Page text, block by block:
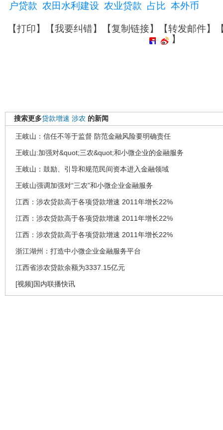
户贷款 农田水利建设 农业贷款 占比 本外币
【打印】【我要纠错】【复制链接】【转发邮件】
】
搜索更多贷款增速 涉农 的新闻
王岐山：信任不等于监督 防范金融风险要明确责任
王岐山:加强对&quot;三农&quot;和小微企业的金融服务
王岐山：鼓励、引导和规范民间资本进入金融领域
王岐山强调加强对“三农”和小微企业金融服务
江西：涉农贷款高于各项贷款增速 2011年增长22%
江西：涉农贷款高于各项贷款增速 2011年增长22%
江西：涉农贷款高于各项贷款增速 2011年增长22%
浙江湖州：打造中小微企业金融服务平台
江西省涉农贷款余额为3337.15亿元
[视频]国内联播快讯